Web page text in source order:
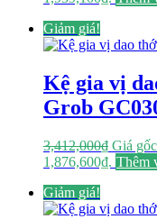
Giảm giá!
Kệ gia vị
Grob
3,412,000₫ Giá
1,876,600₫. Thêm
Giảm giá!